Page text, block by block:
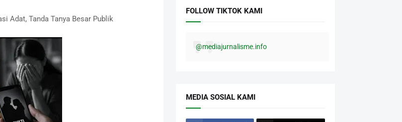
Adat, Tanda Tanya Besar Publik
FOLLOW TIKTOK KAMI
@mediajurnalisme.info
MEDIA SOSIAL KAMI